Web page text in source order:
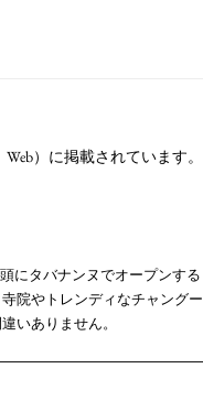
）に掲載されています。
にタバナンヌでオープンする
院やトレンディなチャングー
いありません。